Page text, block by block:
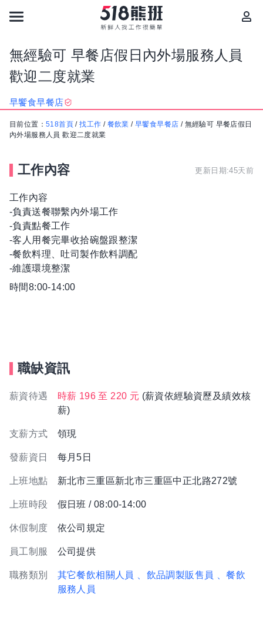
無經驗可 早餐店假日內外場服務人員
歡迎二度就業
早饗食早餐店
目前位置： 518首頁 /找工作 / 餐飲業 /早饗食早餐店 / 無經驗可 早餐店假日
內外場服務人員 歡迎二度就業
工作內容 更新日期:45天前
工作內容
-負責送餐聯繫內外場工作
-負責點餐工作
-客人用餐完畢收拾碗盤跟整潔
-餐飲料理、吐司製作飲料調配
-維護環境整潔
時間8:00-14:00
職缺資訊
薪資待遇 時薪 196 至 220 元 (薪資依經驗資歷及績效核
薪)
支薪方式 領現
發薪資日 每月5日
上班地點 新北市三重區新北市三重區中正北路272號
上班時段 假日班 / 08:00-14:00
休假制度 依公司規定
員工制服 公司提供
職務類別 其它餐飲相關人員 、飲品調製販售員
、餐飲
服務人員